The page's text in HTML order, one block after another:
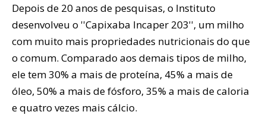
Depois de 20 anos de pesquisas, o Instituto
desenvolveu o ''Capixaba Incaper 203'', um milho
com muito mais propriedades nutricionais do que
o comum. Comparado aos demais tipos de milho,
ele tem 30% a mais de proteína, 45% a mais de
óleo, 50% a mais de fósforo, 35% a mais de caloria
e quatro vezes mais cálcio.